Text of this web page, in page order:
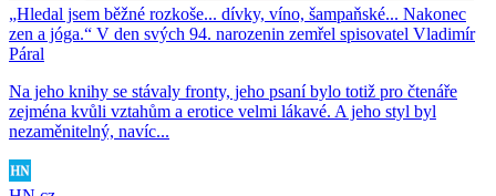
„Hledal jsem běžné rozkoše... dívky, víno, šampaňské... Nakonec
zen a jóga.“ V den svých 94. narozenin zemřel spisovatel Vladimír
Páral
Na jeho knihy se stávaly fronty, jeho psaní bylo totiž pro čtenáře
zejména kvůli vztahům a erotice velmi lákavé. A jeho styl byl
nezaměnitelný, navíc...